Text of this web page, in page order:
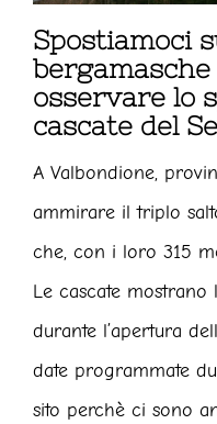
Spostiamoci
osservare lo
cascate del
A Valbondione,
ammirare il triplo
che, con i loro 315
Le cascate mostrano
durante l’apertura
date programmate
sito perchè ci sono